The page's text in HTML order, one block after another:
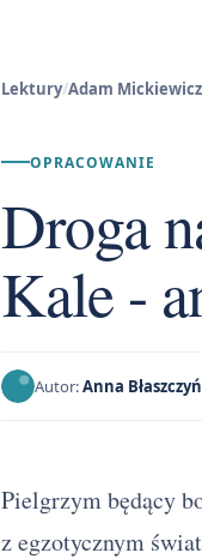
Lektury/Adam Mickiewicz
OPRACOWANIE
Droga
Kale -
Autor:Anna
Pielgrzym będący
z egzotycznym